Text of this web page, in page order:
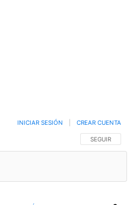
SIGA ESTA
SEGUIR
INICIAR SESIÓN CREAR CUENTA